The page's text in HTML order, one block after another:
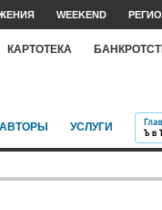
WEEKEND
КАРТОТЕКА
АВТОРЫ УСЛУГИ